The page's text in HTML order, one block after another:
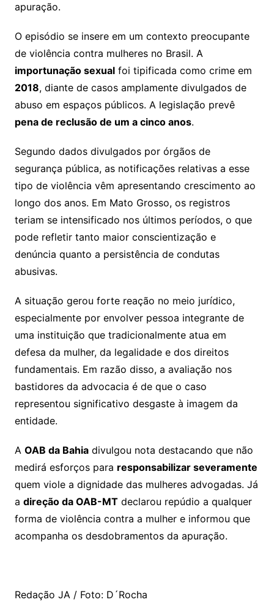
apuração.
O episódio se insere em um contexto preocupante
de violência contra mulheres no Brasil. A
importunação sexualfoi tipificada como crime em
2018, diante de casos amplamente divulgados de
abuso em espaços públicos. A legislação prevê
pena de reclusão de um a cinco anos.
Segundo dados divulgados por órgãos de
segurança pública, as notificações relativas a esse
tipo de violência vêm apresentando crescimento ao
longo dos anos. Em Mato Grosso, os registros
teriam se intensificado nos últimos períodos, o que
pode refletir tanto maior conscientização e
denúncia quanto a persistência de condutas
abusivas.
A situação gerou forte reação no meio jurídico,
especialmente por envolver pessoa integrante de
uma instituição que tradicionalmente atua em
defesa da mulher, da legalidade e dos direitos
fundamentais. Em razão disso, a avaliação nos
bastidores da advocacia é de que o caso
representou significativo desgaste à imagem da
entidade.
A OAB da Bahiadivulgou nota destacando que não
medirá esforços para responsabilizar severamente
quem viole a dignidade das mulheres advogadas. Já
a direção da OAB-MTdeclarou repúdio a qualquer
forma de violência contra a mulher e informou que
acompanha os desdobramentos da apuração.
Redação JA / Foto: D´Rocha